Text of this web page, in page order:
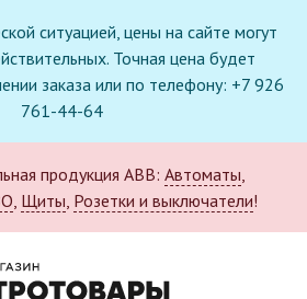
ситуацией, цены на сайте могут
Точная цена будет
заказа или по телефону: +7 926
761-44-64
продукция ABB: Автоматы,
, Щиты, Розетки и выключатели!